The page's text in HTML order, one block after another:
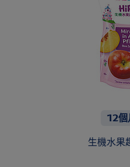
12個
生機水果